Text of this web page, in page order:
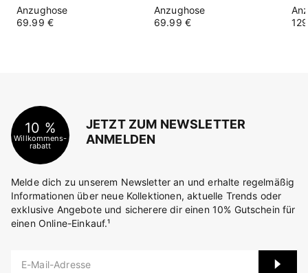
Anzughose
69.99 €
Anzughose
69.99 €
10 %
Willkommens-
rabatt
JETZT ZUM NEWSLETTER
ANMELDEN
Melde dich zu unserem Newsletter an und erhalte regelmäßig
Informationen über neue Kollektionen, aktuelle Trends oder
exklusive Angebote und sicherere dir einen 10% Gutschein für
einen Online-Einkauf.¹
E-Mail-Adresse